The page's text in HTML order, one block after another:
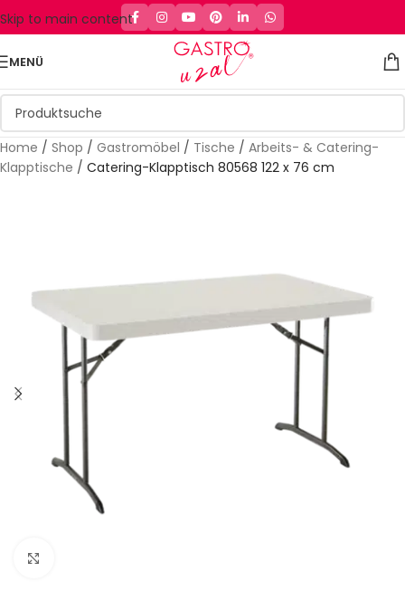
Skip to main content
MENÜ
Home / Shop / Gastromöbel / Tische / Arbeits- & Catering-
Klapptische / Catering-Klapptisch 80568 122 x 76 cm